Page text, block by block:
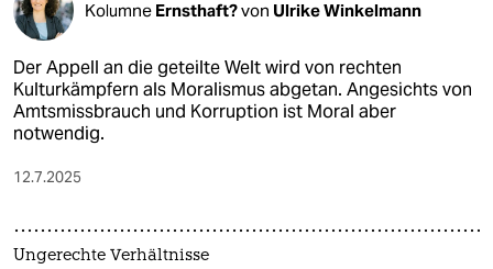
Kolumne Ernsthaft?von Ulrike Winkelmann
Der Appell an die geteilte Welt wird von rechten
Kulturkämpfern als Moralismus abgetan. Angesichts von
Amtsmissbrauch und Korruption ist Moral aber
notwendig.
12.7.2025
Ungerechte Verhältnisse